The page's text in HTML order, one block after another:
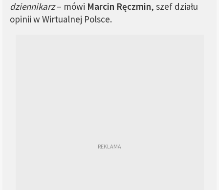
dziennikarz– mówi Marcin Ręczmin, szef działu
opinii w Wirtualnej Polsce.